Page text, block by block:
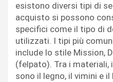
esistono diversi tipi di
acquisto si possono
specifici come il tipo di
utilizzati. I tipi più
include lo stile Mission,
(felpato). Tra i materiali,
sono il legno, il vimini e